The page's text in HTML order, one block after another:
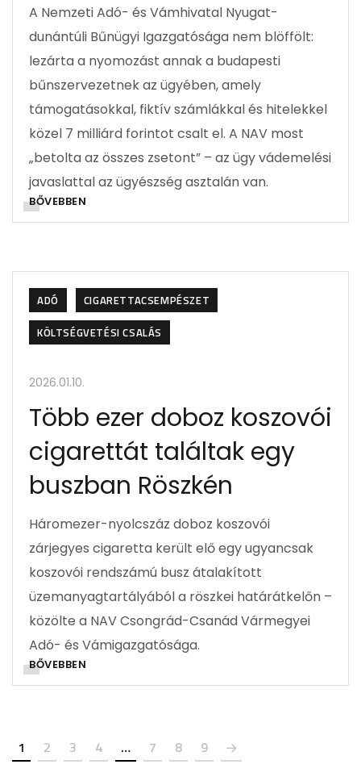
A Nemzeti Adó- és Vámhivatal Nyugat-
dunántúli Bűnügyi Igazgatósága nem blöffölt:
lezárta a nyomozást annak a budapesti
bűnszervezetnek az ügyében, amely
támogatásokkal, fiktív számlákkal és hitelekkel
közel 7 milliárd forintot csalt el. A NAV most
„betolta az összes zsetont” – az ügy vádemelési
javaslattal az ügyészség asztalán van.
BŐVEBBEN
ADÓ
CIGARETTACSEMPÉSZET
KÖLTSÉGVETÉSI CSALÁS
2026.01.10.
Több ezer doboz koszovói
cigarettát találtak egy
buszban Röszkén
Háromezer-nyolcszáz doboz koszovói
zárjegyes cigaretta került elő egy ugyancsak
koszovói rendszámú busz átalakított
üzemanyagtartályából a röszkei határátkelőn –
közölte a NAV Csongrád-Csanád Vármegyei
Adó- és Vámigazgatósága.
BŐVEBBEN
1 2 3 4 … 7 8 9